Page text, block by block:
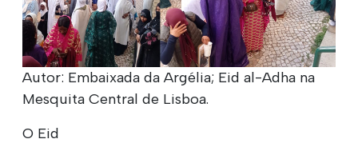
Autor: Embaixada da Argélia; Eid al-Adha na
Mesquita Central de Lisboa.
O Eid